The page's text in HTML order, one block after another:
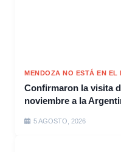
MENDOZA NO ESTÁ EN EL
Confirmaron la visita
noviembre a la
5 AGOSTO, 2026